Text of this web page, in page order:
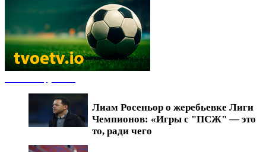
Лиам Росеньор о жеребьевке Лиги
Чемпионов: «Игры с "ПСЖ" — это
то, ради чего